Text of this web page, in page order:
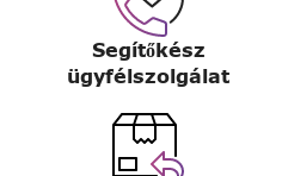
Segítőkész
ügyfélszolgálat